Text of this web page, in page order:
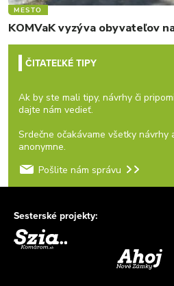
MESTO
KOMVaK vyzýva obyvateľov
ČITATEĽKÉ TIPY
Ak by ste mali tipy, návrhy či
dajte nám vedieť.
Srdečne očakávame všetky návrhy
anonymne.
Pošlite nám správu
Sesterské projekty: